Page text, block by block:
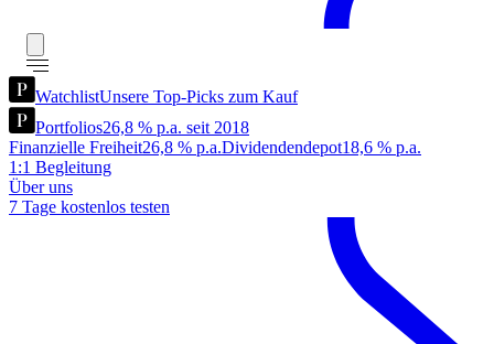
WatchlistUnsere Top-Picks zum Kauf
Portfolios26,8 % p.a. seit 2018
Finanzielle Freiheit26,8 % p.a.Dividendendepot18,6 % p.a.
1:1 Begleitung
Über uns
7 Tage kostenlos testen